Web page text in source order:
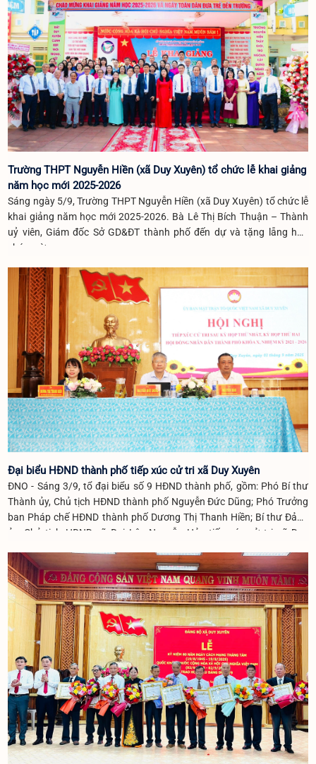
Trường THPT Nguyễn Hiền (xã Duy Xuyên) tổ chức lễ khai giảng
năm học mới 2025-2026
Sáng ngày 5/9, Trường THPT Nguyễn Hiền (xã Duy Xuyên) tổ chức lễ
khai giảng năm học mới 2025-2026. Bà Lê Thị Bích Thuận – Thành
uỷ viên, Giám đốc Sở GD&ĐT thành phố đến dự và tặng lẵng hoa
chúc mừng.
Đại biểu HĐND thành phố tiếp xúc cử tri xã Duy Xuyên
ĐNO - Sáng 3/9, tổ đại biểu số 9 HĐND thành phố, gồm: Phó Bí thư
Thành ủy, Chủ tịch HĐND thành phố Nguyễn Đức Dũng; Phó Trưởng
ban Pháp chế HĐND thành phố Dương Thị Thanh Hiền; Bí thư Đảng
ủy, Chủ tịch HĐND xã Đại Lộc Nguyễn Hảo tiếp xúc cử tri xã Duy
2021 - 2026.